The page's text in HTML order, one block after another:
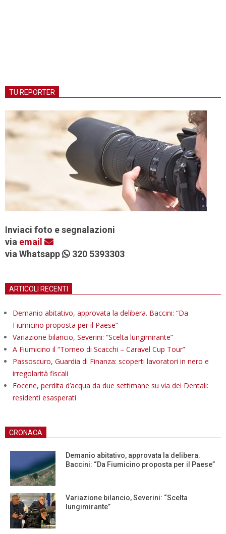
TU REPORTER
Inviaci foto e segnalazioni
via email
via Whatsapp
320 5393303
ARTICOLI RECENTI
Demanio abitativo, approvata la delibera. Baccini: “Da
Fiumicino proposta per il Paese”
Variazione bilancio, Severini: “Scelta lungimirante”
A Fiumicino il “Torneo di Scacchi – Caravel Cup Tour”
Passoscuro, Guardia di Finanza: scoperti lavoratori in nero e
irregolarità fiscali
Focene, perdita d’acqua da due settimane su via dei Dentali:
residenti esasperati
CRONACA
Demanio abitativo, approvata la delibera.
Baccini: “Da Fiumicino proposta per il Paese”
Variazione bilancio, Severini: “Scelta
lungimirante”